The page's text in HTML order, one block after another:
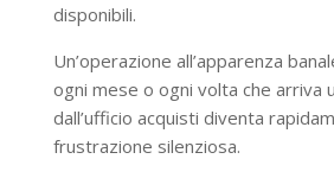
disponibili.
Un’operazione all’apparenza
ogni mese o ogni volta che arriva
dall’ufficio acquisti diventa
frustrazione silenziosa.